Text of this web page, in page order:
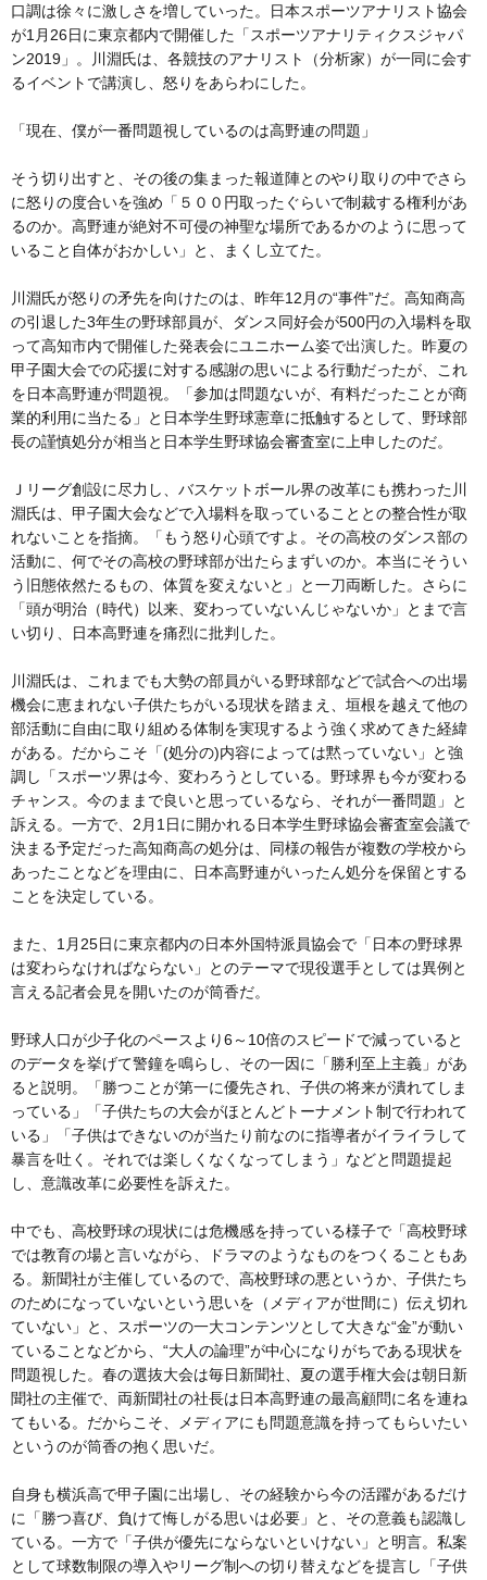
口調は徐々に激しさを増していった。日本スポーツアナリスト協会
が1月26日に東京都内で開催した「スポーツアナリティクスジャパ
ン2019」。川淵氏は、各競技のアナリスト（分析家）が一同に会す
るイベントで講演し、怒りをあらわにした。
「現在、僕が一番問題視しているのは高野連の問題」
そう切り出すと、その後の集まった報道陣とのやり取りの中でさら
に怒りの度合いを強め「５００円取ったぐらいで制裁する権利があ
るのか。高野連が絶対不可侵の神聖な場所であるかのように思って
いること自体がおかしい」と、まくし立てた。
川淵氏が怒りの矛先を向けたのは、昨年12月の“事件”だ。高知商高
の引退した3年生の野球部員が、ダンス同好会が500円の入場料を取
って高知市内で開催した発表会にユニホーム姿で出演した。昨夏の
甲子園大会での応援に対する感謝の思いによる行動だったが、これ
を日本高野連が問題視。「参加は問題ないが、有料だったことが商
業的利用に当たる」と日本学生野球憲章に抵触するとして、野球部
長の謹慎処分が相当と日本学生野球協会審査室に上申したのだ。
Ｊリーグ創設に尽力し、バスケットボール界の改革にも携わった川
淵氏は、甲子園大会などで入場料を取っていることとの整合性が取
れないことを指摘。「もう怒り心頭ですよ。その高校のダンス部の
活動に、何でその高校の野球部が出たらまずいのか。本当にそうい
う旧態依然たるもの、体質を変えないと」と一刀両断した。さらに
「頭が明治（時代）以来、変わっていないんじゃないか」とまで言
い切り、日本高野連を痛烈に批判した。
川淵氏は、これまでも大勢の部員がいる野球部などで試合への出場
機会に恵まれない子供たちがいる現状を踏まえ、垣根を越えて他の
部活動に自由に取り組める体制を実現するよう強く求めてきた経緯
がある。だからこそ「(処分の)内容によっては黙っていない」と強
調し「スポーツ界は今、変わろうとしている。野球界も今が変わる
チャンス。今のままで良いと思っているなら、それが一番問題」と
訴える。一方で、2月1日に開かれる日本学生野球協会審査室会議で
決まる予定だった高知商高の処分は、同様の報告が複数の学校から
あったことなどを理由に、日本高野連がいったん処分を保留とする
ことを決定している。
また、1月25日に東京都内の日本外国特派員協会で「日本の野球界
は変わらなければならない」とのテーマで現役選手としては異例と
言える記者会見を開いたのが筒香だ。
野球人口が少子化のペースより6～10倍のスピードで減っていると
のデータを挙げて警鐘を鳴らし、その一因に「勝利至上主義」があ
ると説明。「勝つことが第一に優先され、子供の将来が潰れてしま
っている」「子供たちの大会がほとんどトーナメント制で行われて
いる」「子供はできないのが当たり前なのに指導者がイライラして
暴言を吐く。それでは楽しくなくなってしまう」などと問題提起
し、意識改革に必要性を訴えた。
中でも、高校野球の現状には危機感を持っている様子で「高校野球
では教育の場と言いながら、ドラマのようなものをつくることもあ
る。新聞社が主催しているので、高校野球の悪というか、子供たち
のためになっていないという思いを（メディアが世間に）伝え切れ
ていない」と、スポーツの一大コンテンツとして大きな“金”が動い
ていることなどから、“大人の論理”が中心になりがちである現状を
問題視した。春の選抜大会は毎日新聞社、夏の選手権大会は朝日新
聞社の主催で、両新聞社の社長は日本高野連の最高顧問に名を連ね
てもいる。だからこそ、メディアにも問題意識を持ってもらいたい
というのが筒香の抱く思いだ。
自身も横浜高で甲子園に出場し、その経験から今の活躍があるだけ
に「勝つ喜び、負けて悔しがる思いは必要」と、その意義も認識し
ている。一方で「子供が優先にならないといけない」と明言。私案
として球数制限の導入やリーグ制への切り替えなどを提言し「子供